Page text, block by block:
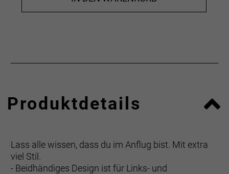
Produktdetails
Lass alle wissen, dass du im Anflug bist. Mit extra
viel Stil.
- Beidhändiges Design ist für Links- und